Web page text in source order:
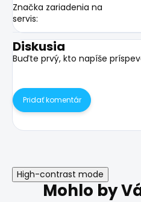
Značka zariadenia na
servis:
Diskusia
Buďte prvý, kto napíše
Pridať komentár
High-contrast mode
Mohlo by